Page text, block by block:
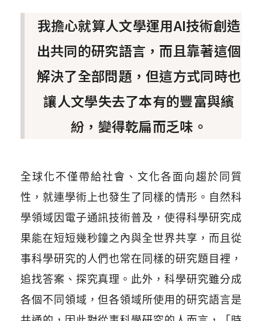
我擔心就算人文學運用AI技術創造
出共同的研究語言，而且靠著這個
解決了全部問題，但這方式同時也
讓人文學失去了本有的豐富與繽
紛，變得乾扁而乏味。
全球化不僅帶給社會、文化各面向趨於同質
性，就連學術上也發生了同樣的情形。自然科
學領域因電子通訊技術普及，使得科學研究成
果能在短短幾秒鐘之內與全世界共享，而且從
事科學研究的人們也常在同樣的研究題目裡，
追找答案、探究真理。此外，科學研究雖分成
各個不同領域，但各領域所使用的研究語言是